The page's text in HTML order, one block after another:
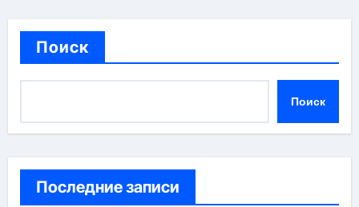
Поиск
Поиск
Последние записи